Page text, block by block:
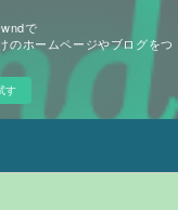
で
のホームページやブログをつ
す